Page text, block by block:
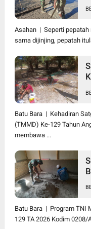
Asahan | Seperti pepatah
sama dijinjing, pepatah
Batu Bara | Kehadiran
(TMMD) Ke-129 Tahun
membawa ...
Batu Bara | Program TNI
129 TA 2026 Kodim